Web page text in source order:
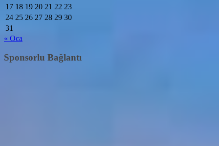
17 18 19 20 21 22 23
24 25 26 27 28 29 30
31
« Oca
Sponsorlu Bağlantı